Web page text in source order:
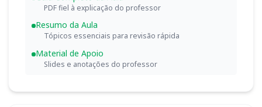
PDF fiel à explicação do professor
Resumo da Aula
Tópicos essenciais para revisão rápida
Material de Apoio
Slides e anotações do professor